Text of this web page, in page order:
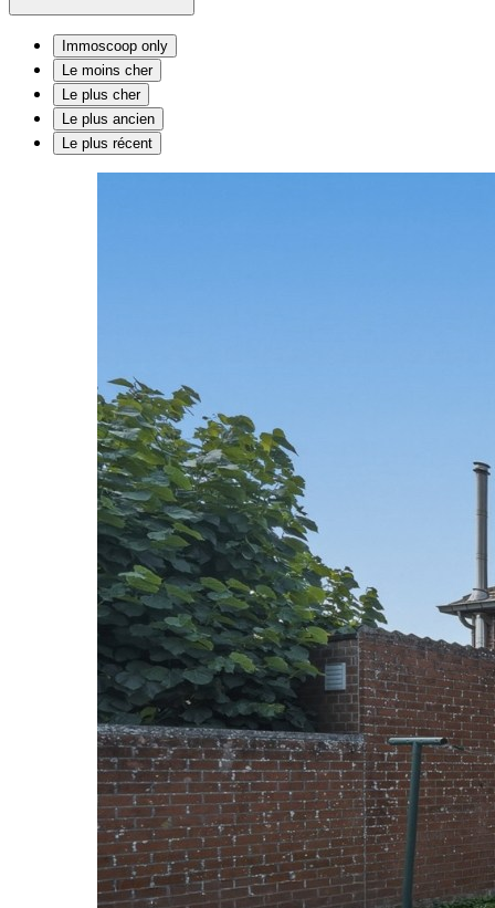
Immoscoop only
Le moins cher
Le plus cher
Le plus ancien
Le plus récent